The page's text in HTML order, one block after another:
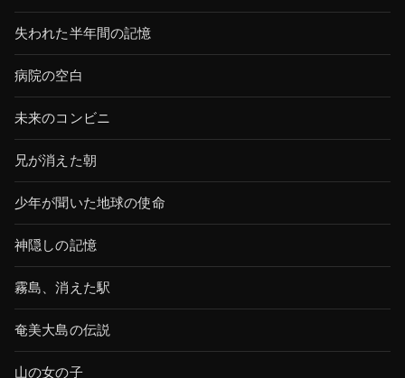
失われた半年間の記憶
病院の空白
未来のコンビニ
兄が消えた朝
少年が聞いた地球の使命
神隠しの記憶
霧島、消えた駅
奄美大島の伝説
山の女の子